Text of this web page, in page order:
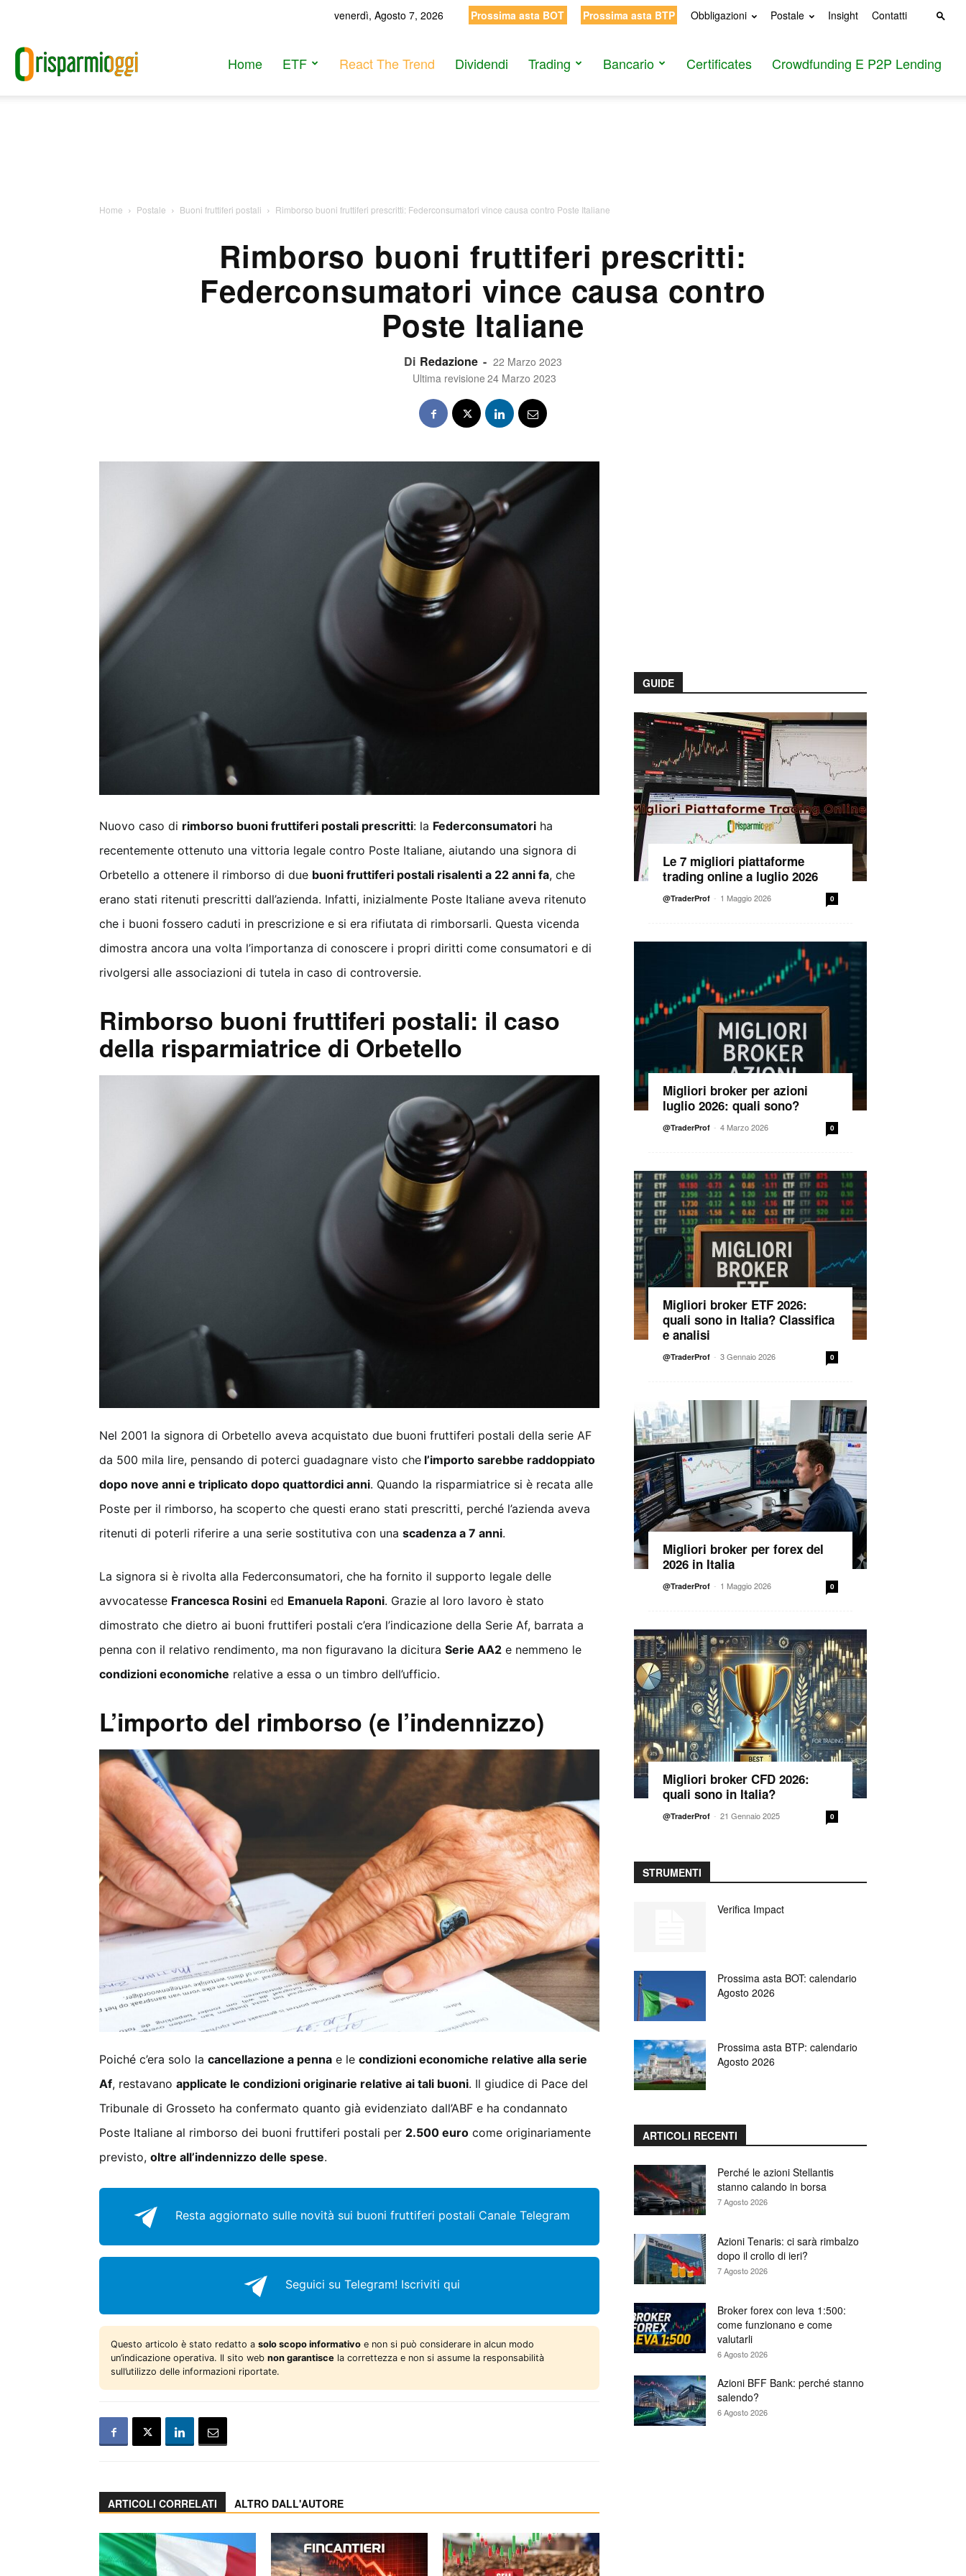
venerdì, Agosto 7, 2026 Prossima asta BOT Prossima asta BTP Obbligazioni Postale Insight Contatti
Home ETF React The Trend Dividendi Trading Bancario Certificates Crowdfunding E P2P Lending
Home Postale Buoni fruttiferi postali Rimborso buoni fruttiferi prescritti: Federconsumatori vince causa contro Poste Italiane
Rimborso buoni fruttiferi prescritti:
Federconsumatori vince causa contro
Poste Italiane
Di Redazione - 22 Marzo 2023
Ultima revisione 24 Marzo 2023
Nuovo caso di rimborso buoni fruttiferi postali prescritti: la Federconsumatori ha
recentemente ottenuto una vittoria legale contro Poste Italiane, aiutando una signora di
Orbetello a ottenere il rimborso di due buoni fruttiferi postali risalenti a 22 anni fa, che
erano stati ritenuti prescritti dall’azienda. Infatti, inizialmente Poste Italiane aveva ritenuto
che i buoni fossero caduti in prescrizione e si era rifiutata di rimborsarli. Questa vicenda
dimostra ancora una volta l’importanza di conoscere i propri diritti come consumatori e di
rivolgersi alle associazioni di tutela in caso di controversie.
Rimborso buoni fruttiferi postali: il caso
della risparmiatrice di Orbetello
Nel 2001 la signora di Orbetello aveva acquistato due buoni fruttiferi postali della serie AF
da 500 mila lire, pensando di poterci guadagnare visto che l’importo sarebbe raddoppiato
dopo nove anni e triplicato dopo quattordici anni. Quando la risparmiatrice si è recata alle
Poste per il rimborso, ha scoperto che questi erano stati prescritti, perché l’azienda aveva
ritenuti di poterli riferire a una serie sostitutiva con una scadenza a 7 anni.
La signora si è rivolta alla Federconsumatori, che ha fornito il supporto legale delle
avvocatesse Francesca Rosini ed Emanuela Raponi. Grazie al loro lavoro è stato
dimostrato che dietro ai buoni fruttiferi postali c’era l’indicazione della Serie Af, barrata a
penna con il relativo rendimento, ma non figuravano la dicitura Serie AA2 e nemmeno le
condizioni economiche relative a essa o un timbro dell’ufficio.
L’importo del rimborso (e l’indennizzo)
Poiché c’era solo la cancellazione a penna e le condizioni economiche relative alla serie
Af, restavano applicate le condizioni originarie relative ai tali buoni. Il giudice di Pace del
Tribunale di Grosseto ha confermato quanto già evidenziato dall’ABF e ha condannato
Poste Italiane al rimborso dei buoni fruttiferi postali per 2.500 euro come originariamente
previsto, oltre all’indennizzo delle spese.
Resta aggiornato sulle novità sui buoni fruttiferi postali Canale Telegram
Seguici su Telegram! Iscriviti qui
Questo articolo è stato redatto a solo scopo informativo e non si può considerare in alcun modo
un’indicazione operativa. Il sito web non garantisce la correttezza e non si assume la responsabilità
sull’utilizzo delle informazioni riportate.
ARTICOLI CORRELATI ALTRO DALL'AUTORE
GUIDE
Le 7 migliori piattaforme
trading online a luglio 2026
@TraderProf - 1 Maggio 2026 0
Migliori broker per azioni
luglio 2026: quali sono?
@TraderProf - 4 Marzo 2026 0
Migliori broker ETF 2026:
quali sono in Italia? Classifica
e analisi
@TraderProf - 3 Gennaio 2026 0
Migliori broker per forex del
2026 in Italia
@TraderProf - 1 Maggio 2026 0
Migliori broker CFD 2026:
quali sono in Italia?
@TraderProf - 21 Gennaio 2025 0
STRUMENTI
Verifica Impact
Prossima asta BOT: calendario
Agosto 2026
Prossima asta BTP: calendario
Agosto 2026
ARTICOLI RECENTI
Perché le azioni Stellantis
stanno calando in borsa
7 Agosto 2026
Azioni Tenaris: ci sarà rimbalzo
dopo il crollo di ieri?
7 Agosto 2026
Broker forex con leva 1:500:
come funzionano e come
valutarli
6 Agosto 2026
Azioni BFF Bank: perché stanno
salendo?
6 Agosto 2026